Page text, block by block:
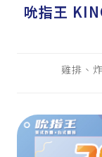
吮指王
式炸雞加盟
雞排、